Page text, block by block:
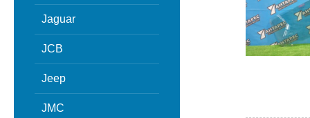
Jaguar
JCB
Jeep
JMC